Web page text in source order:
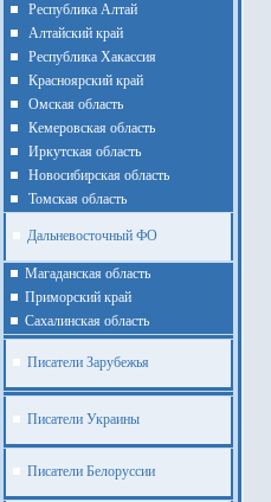
Республика Алтай
Алтайcкий край
Республика Хакассия
Красноярский край
Омская область
Кемеровская область
Иркутская область
Новосибирская область
Томская область
Дальневосточный ФО
Магаданская область
Приморский край
Cахалинская область
Писатели Зарубежья
Писатели Украины
Писатели Белоруссии